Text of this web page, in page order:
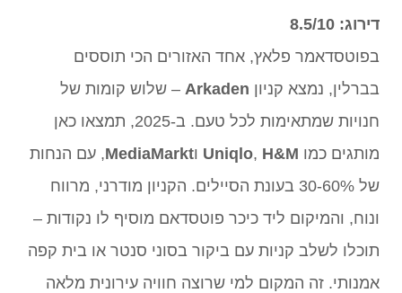
דירוג: 8.5/10
בפוטסדאמר פלאץ, אחד האזורים הכי תוססים
בברלין, נמצא קניון Arkaden – שלוש קומות של
חנויות שמתאימות לכל טעם. ב-2025, תמצאו כאן
מותגים כמו
Uniqlo, H&M וMediaMarkt, עם הנחות
של 30-60% בעונת הסיילים. הקניון מודרני, מרווח
ונוח, והמיקום ליד כיכר פוטסדאם מוסיף לו נקודות –
תוכלו לשלב קניות עם ביקור בסוני סנטר או בית קפה
אמנותי. זה המקום למי שרוצה חוויה עירונית מלאה